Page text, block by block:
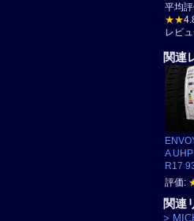
平均
★★
レビ
関連
A
R17
評価:
関連
>